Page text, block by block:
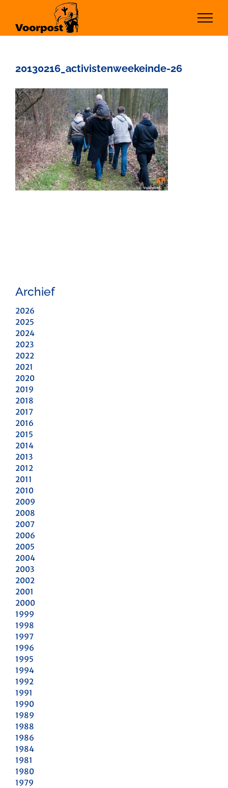
inhoud
20130216_activistenweekeinde-26
Archief
2026
2025
2024
2023
2022
2021
2020
2019
2018
2017
2016
2015
2014
2013
2012
2011
2010
2009
2008
2007
2006
2005
2004
2003
2002
2001
2000
1999
1998
1997
1996
1995
1994
1992
1991
1990
1989
1988
1986
1984
1981
1980
1979